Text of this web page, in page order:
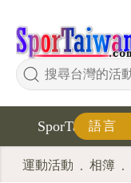
SporTaiwan
運動活動 . 相簿 .